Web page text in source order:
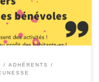
ADHÉRENTS